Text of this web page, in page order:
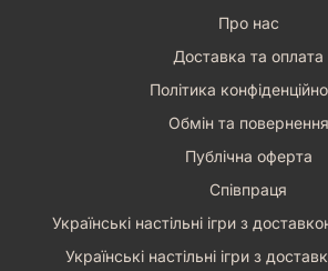
Про нас
Доставка та оплата
Політика
Обмін та повернення
Публічна оферта
Співпраця
Українські настільні ігри з
Українські настільні ігри з